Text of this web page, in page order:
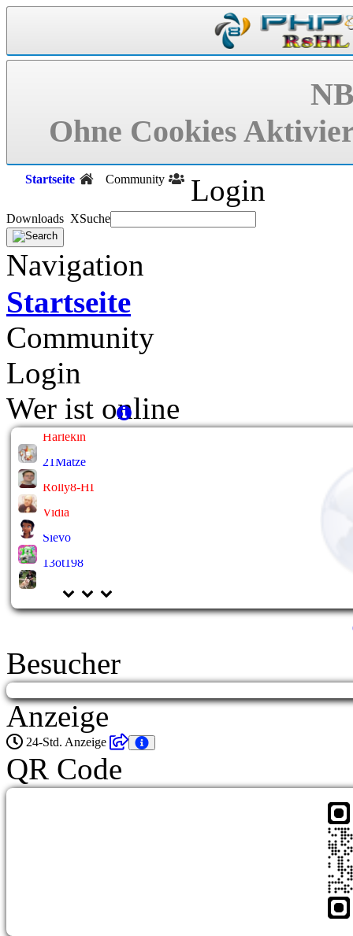
Ohne Cookies
Startseite Community Login
Downloads XSuche
Navigation
Startseite
Community
Login
Wer ist online
Harlekin
21Matze
Rolly8-HL
Vidia
Sievo
13ot198
Besucher
Anzeige
24-Std. Anzeige
QR Code